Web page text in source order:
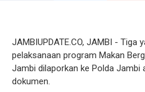
JAMBIUPDATE.CO, JAMBI - Tiga
pelaksanaan program Makan
Jambi dilaporkan ke Polda Jambi
dokumen.